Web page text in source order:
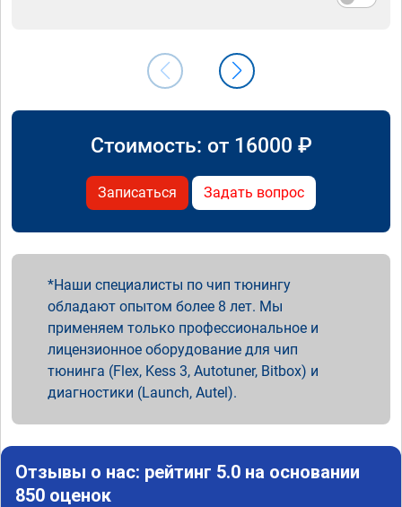
Стоимость: от 16000 ₽
Записаться Задать вопрос
Наши специалисты по чип тюнингу
обладают опытом более 8 лет. Мы
применяем только профессиональное и
лицензионное оборудование для чип
тюнинга (Flex, Kess 3, Autotuner, Bitbox) и
диагностики (Launch, Autel).
Отзывы о нас: рейтинг 5.0 на основании
850 оценок